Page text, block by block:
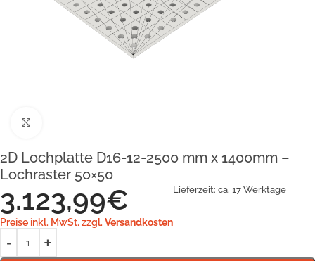
2D Lochplatte D16-12-2500 mm x 1400mm –
Lochraster 50×50
3.123,99€
Preise inkl. MwSt. zzgl. Versandkosten
Lieferzeit: ca. 17 Werktage